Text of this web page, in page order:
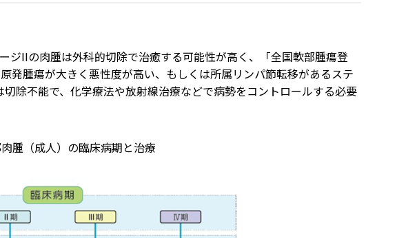
ジIIの肉腫は外科的切除で治癒する可能性が高く、「全国軟部腫瘍登
発腫瘍が大きく悪性度が高い、もしくは所属リンパ節転移があるステ
除不能で、化学療法や放射線治療などで病勢をコントロールする必要
腫（成人）の臨床病期と治療